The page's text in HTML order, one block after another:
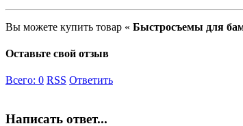
Вы можете купить товар « Быстросъемы для
Оставьте свой отзыв
Всего: 0 RSS Ответить
Написать ответ...